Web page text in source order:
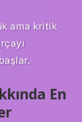
ama kritik
En